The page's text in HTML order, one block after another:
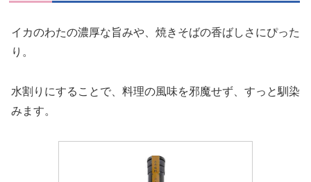
イカのわたの濃厚な旨みや、焼きそばの香ばしさにぴった
り。
水割りにすることで、料理の風味を邪魔せず、すっと馴染
みます。